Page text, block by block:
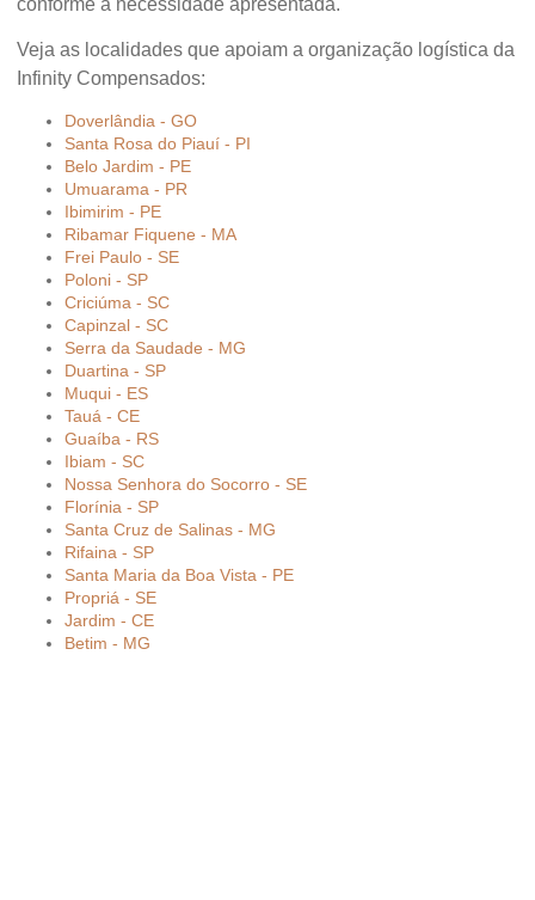
Veja as localidades que apoiam a organização logística da
Infinity Compensados:
Doverlândia - GO
Santa Rosa do Piauí - PI
Belo Jardim - PE
Umuarama - PR
Ibimirim - PE
Ribamar Fiquene - MA
Frei Paulo - SE
Poloni - SP
Criciúma - SC
Capinzal - SC
Serra da Saudade - MG
Duartina - SP
Muqui - ES
Tauá - CE
Guaíba - RS
Ibiam - SC
Nossa Senhora do Socorro - SE
Florínia - SP
Santa Cruz de Salinas - MG
Rifaina - SP
Santa Maria da Boa Vista - PE
Propriá - SE
Jardim - CE
Betim - MG